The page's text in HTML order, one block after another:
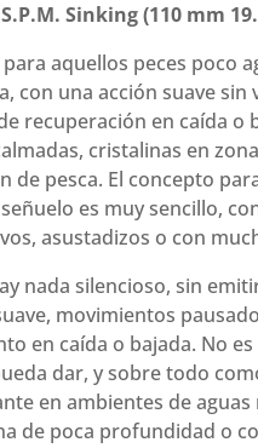
Sinking (110 mm
aquellos peces poco
con una acción suave sin
recuperación en caída o
cristalinas en
de pesca. El concepto
es muy sencillo,
asustadizos o con
nada silencioso, sin
movimientos
en caída o bajada. No
dar, y sobre todo
en ambientes de
de poca profundidad o